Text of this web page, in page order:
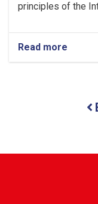
principles of the
Read more
Kabul:
the